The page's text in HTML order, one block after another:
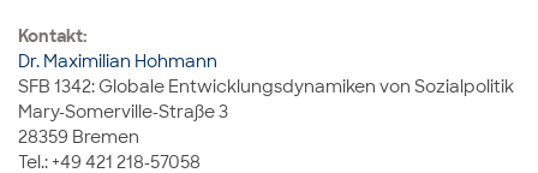
Kontakt:
Dr. Maximilian Hohmann
SFB 1342: Globale Entwicklungsdynamiken von Sozialpolitik
Mary-Somerville-Straße 3
28359 Bremen
Tel.: +49 421 218-57058